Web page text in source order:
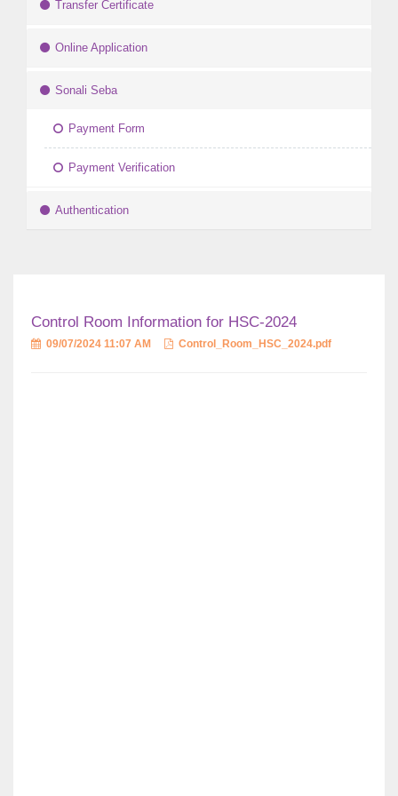
Transfer Certificate
Online Application
Sonali Seba
Payment Form
Payment Verification
Authentication
Control Room Information for HSC-2024
09/07/2024 11:07 AM Control_Room_HSC_2024.pdf